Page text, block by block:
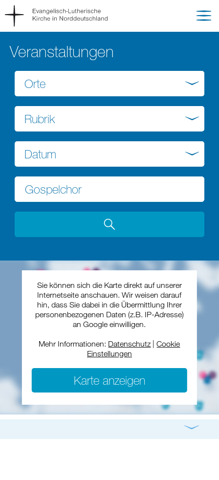
Veranstaltungen
Orte
Rubrik
Datum
Sie können sich die Karte direkt auf unserer
Internetseite anschauen. Wir weisen darauf
hin, dass Sie dabei in die Übermittlung Ihrer
personenbezogenen Daten (z.B. IP-Adresse)
an Google einwilligen.
Mehr Informationen: Datenschutz |Cookie
Einstellungen
Karte anzeigen